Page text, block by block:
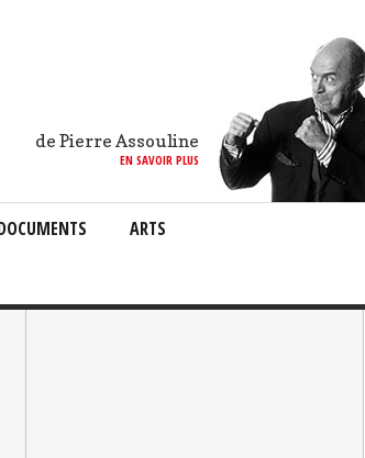
de Pierre Assouline
EN SAVOIR PLUS
ARTS